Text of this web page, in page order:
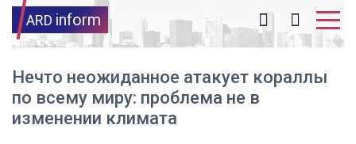
ARD inform
Нечто неожиданное атакует кораллы
по всему миру: проблема не в
изменении климата